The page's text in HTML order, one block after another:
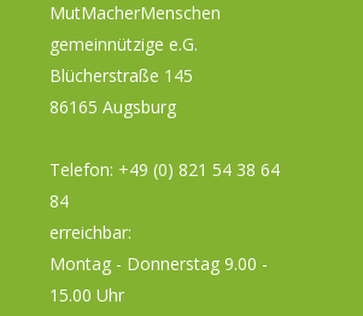
MutMacherMenschen
gemeinnützige e.G.
Blücherstraße 145
86165 Augsburg
Telefon: +49 (0) 821 54 38 64
84
erreichbar:
Montag - Donnerstag 9.00 -
15.00 Uhr